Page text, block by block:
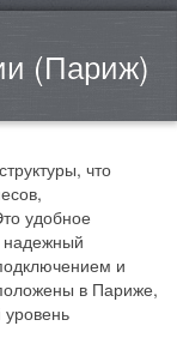
(Париж)
что
удобное
надежный
и
в Париже,